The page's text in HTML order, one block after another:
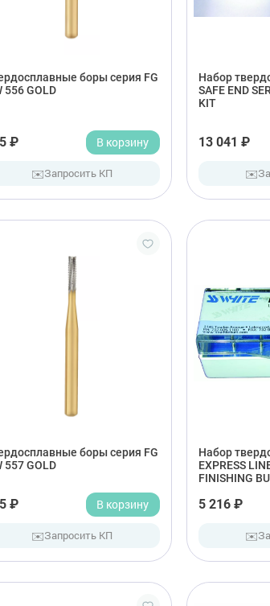
боры серия FG
556 GOLD
₽ В корзину
✉️Запросить КП
Набор
SAFE END
KIT
13 041 ₽
✉️
боры серия FG
557 GOLD
₽ В корзину
✉️Запросить КП
Набор
EXPRESS
FINISHING
5 216 ₽
✉️